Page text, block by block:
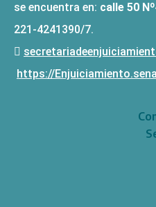
se encuentra en: calle 50
221-4241390/7.
https://